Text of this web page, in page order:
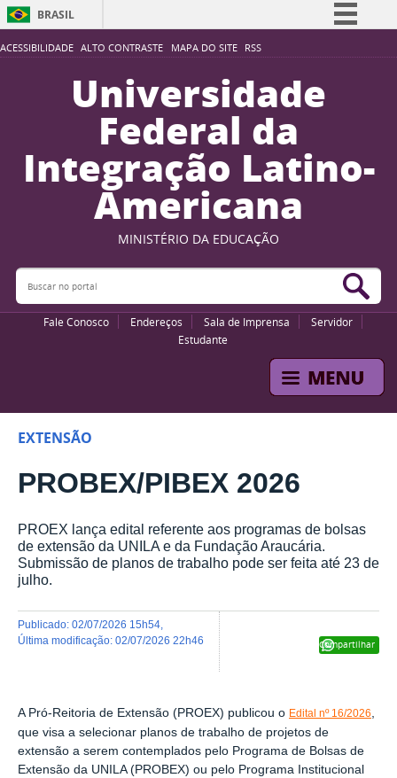
ACESSIBILIDADE ALTO CONTRASTE MAPA DO SITE RSS
BRASIL
Simplifique!
Participe
Acesso à informação
Legislação
Canais
Universidade
Federal da
Integração Latino-
Americana
MINISTÉRIO DA EDUCAÇÃO
Buscar no portal
Fale Conosco Endereços Sala de Imprensa
Servidor
Estudante
EXTENSÃO
PROBEX/PIBEX 2026
PROEX lança edital referente aos programas de bolsas
de extensão da UNILA e da Fundação Araucária.
Submissão de planos de trabalho pode ser feita até 23 de
julho.
Compartilhar
publicado: 02/07/2026 15h54
última modificação: 02/07/2026 22h46
A Pró-Reitoria de Extensão (PROEX) publicou o Edital nº 16/2026
que visa a selecionar planos de trabalho de projetos de
extensão a serem contemplados pelo Programa de Bolsas de
Extensão da UNILA (PROBEX) ou pelo Programa Institucional